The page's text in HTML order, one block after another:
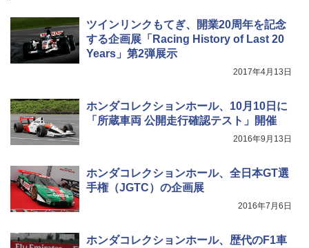
ツインリンクもてぎ、開業20周年を記念
する企画展「Racing History of Last 20
Years」第2弾展示
2017年4月13日
ホンダコレクションホール、10月10日に
「所蔵車両 公開走行確認テスト」開催
2016年9月13日
ホンダコレクションホール、全日本GT選
手権（JGTC）の企画展
2016年7月6日
ホンダコレクションホール、歴代のF1車